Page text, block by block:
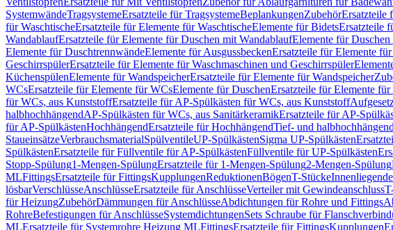
SystemwändeTragsystemeErsatzteile für TragsystemeBeplankungenZubehörErsatzteile
für WaschtischeErsatzteile für Elemente für WaschtischeElemente für BidetsErsatzteile
WandablaufErsatzteile für Elemente für Duschen mit WandablaufElemente für
Elemente für DuschtrennwändeElemente für AusgussbeckenErsatzteile für Elemente
GeschirrspülerErsatzteile für Elemente für Waschmaschinen und Geschirrspüler
KüchenspülenElemente für WandspeicherErsatzteile für Elemente für Wandspeicher
WCsErsatzteile für Elemente für WCsElemente für DuschenErsatzteile für Elemente für
für WCs, aus KunststoffErsatzteile für AP-Spülkästen für WCs, aus Kunststoff
halbhochhängendAP-Spülkästen für WCs, aus SanitärkeramikErsatzteile für AP-
für AP-SpülkästenHochhängendErsatzteile für HochhängendTief- und halbhochhängend
StaueinsätzeVerbrauchsmaterialSpülventileUP-SpülkästenSigma UP-Spülkästen
SpülkästenErsatzteile für Füllventile für AP-SpülkästenFüllventile für UP-Spülkästen
Stopp-Spülung1-Mengen-SpülungErsatzteile für 1-Mengen-Spülung2-Mengen-Spülung
MLFittingsErsatzteile für FittingsKupplungenReduktionenBögenT-Stücke
lösbarVerschlüsseAnschlüsseErsatzteile für AnschlüsseVerteiler mit Gewindeanschluss
für HeizungZubehörDämmungen für AnschlüsseAbdichtungen für Rohre und Fittings
RohreBefestigungen für AnschlüsseSystemdichtungenSets Schraube für
MLErsatzteile für Systemrohre Heizung MLFittingsErsatzteile für FittingsKupplungen